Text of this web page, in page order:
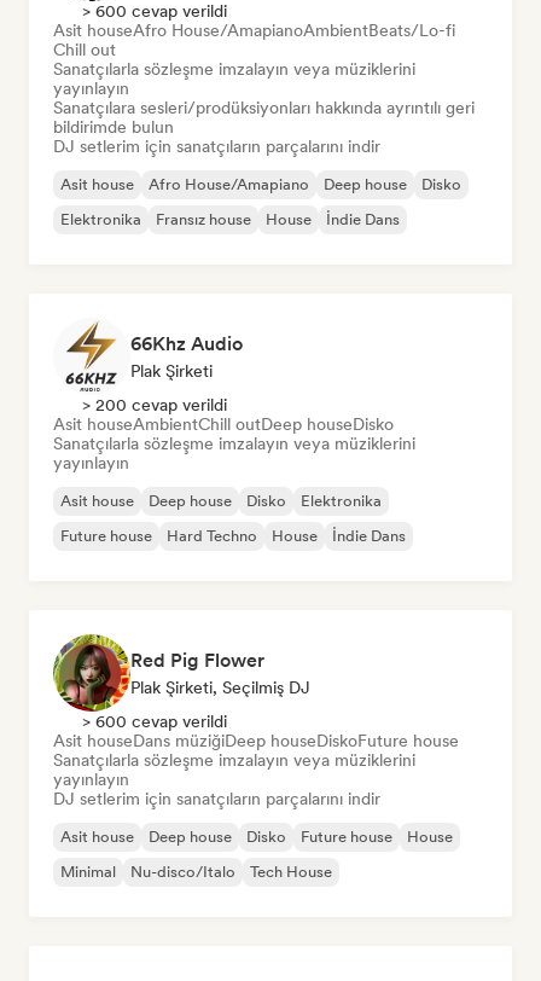
> 600 cevap verildi
Asit houseAfro House/AmapianoAmbientBeats/Lo-fi
Chill out
Sanatçılarla sözleşme imzalayın veya müziklerini
yayınlayın
Sanatçılara sesleri/prodüksiyonları hakkında ayrıntılı geri
bildirimde bulun
DJ setlerim için sanatçıların parçalarını indir
Asit house Afro House/Amapiano Deep house
Disko
Elektronika
Fransız house House İndie Dans
66Khz Audio
Plak Şirketi
> 200 cevap verildi
Asit houseAmbientChill outDeep houseDisko
Sanatçılarla sözleşme imzalayın veya müziklerini
yayınlayın
Asit house Deep house Disko
Elektronika
Future house
Hard Techno House İndie Dans
Red Pig Flower
Plak Şirketi, Seçilmiş DJ
> 600 cevap verildi
Asit houseDans müziğiDeep houseDiskoFuture house
Sanatçılarla sözleşme imzalayın veya müziklerini
yayınlayın
DJ setlerim için sanatçıların parçalarını indir
Asit house Deep house Disko Future house
House
Minimal
Nu-disco/Italo Tech House